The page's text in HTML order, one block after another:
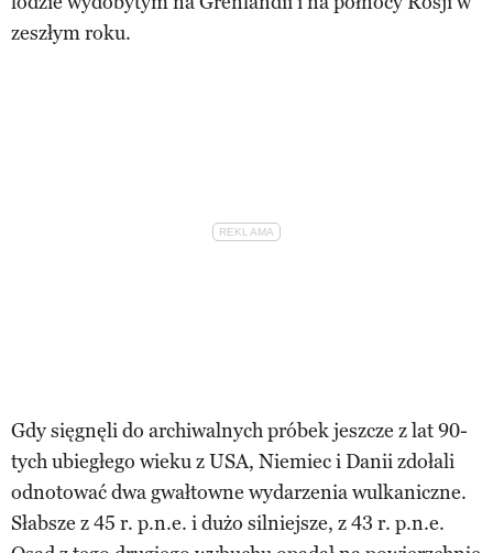
zeszłym roku.
Gdy sięgnęli do archiwalnych próbek jeszcze z lat 90-
tych ubiegłego wieku z USA, Niemiec i Danii zdołali
odnotować dwa gwałtowne wydarzenia wulkaniczne.
Słabsze z 45 r. p.n.e. i dużo silniejsze, z 43 r. p.n.e.